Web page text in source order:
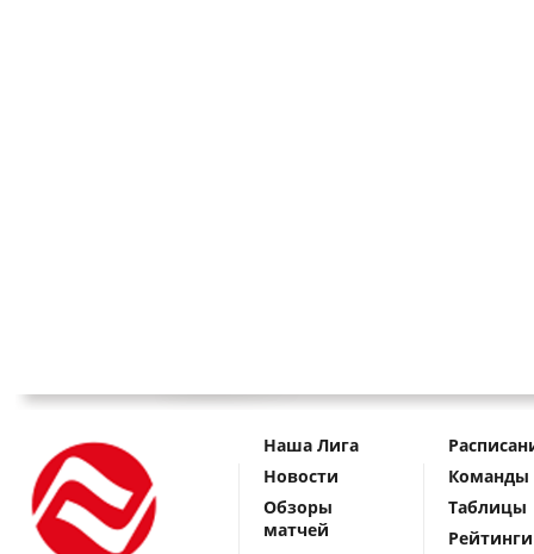
Наша Лига
Новости
Обзоры
матчей
Команды
Таблицы
Рейтинги